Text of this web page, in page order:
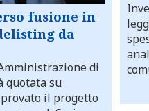
fusione in
da
di
quotata su
il progetto